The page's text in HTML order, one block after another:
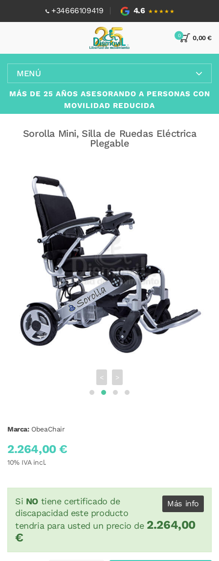
+34666109419 4.6 ★★★★★
0,00 €
0
MENÚ
MÁS DE 25 AÑOS ASESORANDO A PERSONAS CON
MOVILIDAD REDUCIDA
Sorolla Mini, Silla de Ruedas Eléctrica
Plegable
< >
Marca: ObeaChair
2.264,00 €
10% IVA incl.
Más info
Si NO tiene certificado de
discapacidad este producto
tendria para usted un precio de 2.264,00
€